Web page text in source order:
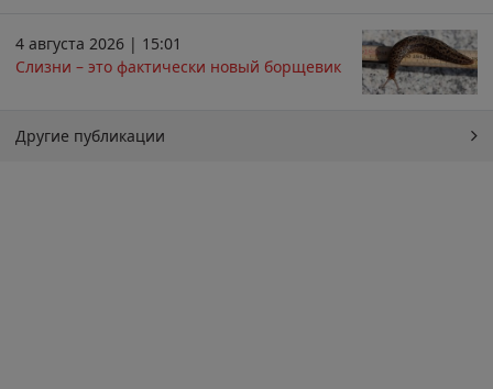
4 августа 2026 | 15:01
Слизни – это фактически новый борщевик
Другие публикации